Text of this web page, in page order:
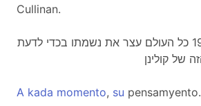
Cullinan.
ב- 10 לפברואר 1908 כל העולם עצר את נשמתו בכדי לדעת
A kada momento, su pensamyento.